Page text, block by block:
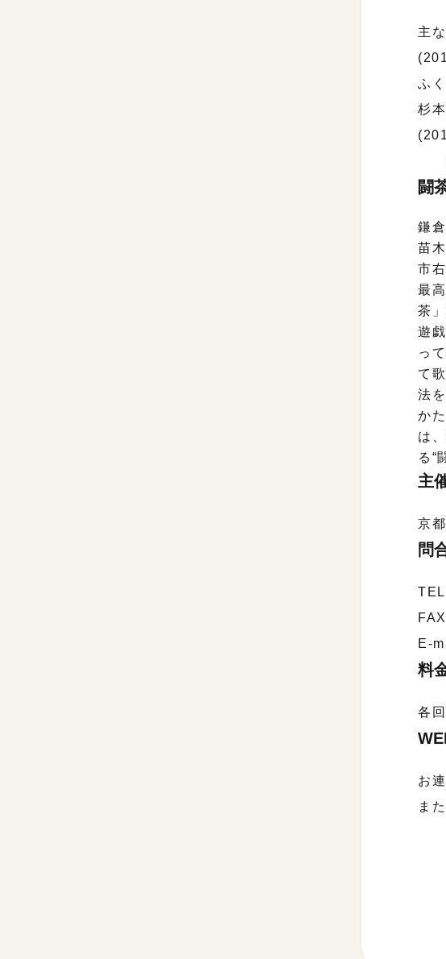
主
ふ
杉
自
闘
鎌
苗
市
最
茶
遊
っ
て
法
か
は
る“
主
京
問
E-
料
各
お
ま